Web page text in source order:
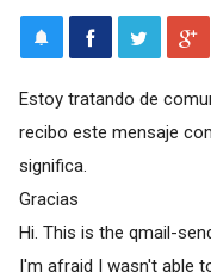
Estoy tratando de
recibo este mensaje
significa.
Gracias
Hi. This is the qmail-
I'm afraid I wasn't able